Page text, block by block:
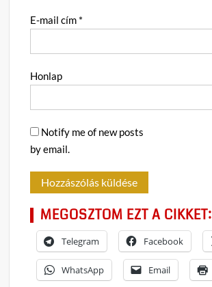
E-mail cím *
Honlap
Notify me of new posts
by email.
MEGOSZTOM EZT A CIKKET:
Telegram Facebook
WhatsApp Email